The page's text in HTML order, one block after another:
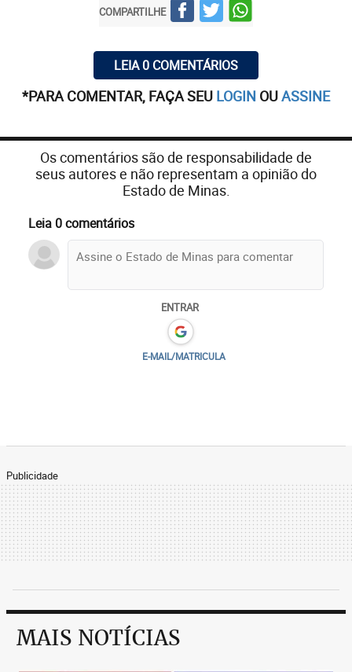
COMPARTILHE
LEIA 0 COMENTÁRIOS
*PARA COMENTAR, FAÇA SEU LOGIN OUASSINE
Os comentários são de responsabilidade de
seus autores e não representam a opinião do
Estado de Minas.
Leia 0 comentários
ENTRAR
E-MAIL/MATRICULA
Publicidade
MAIS NOTÍCIAS